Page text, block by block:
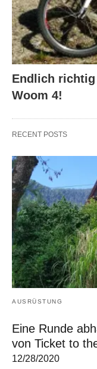
Endlich richtig
Woom 4!
RECENT POSTS
AUSRÜSTUNG
Eine Runde
von Ticket to
12/28/2020